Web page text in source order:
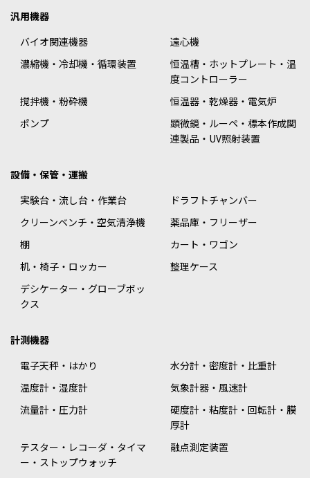
汎用機器
バイオ関連機器
遠心機
濃縮機・冷却機・循環装置
恒温槽・ホットプレート・温
度コントローラー
撹拌機・粉砕機
恒温器・乾燥器・電気炉
ポンプ
顕微鏡・ルーペ・標本作成関
連製品・UV照射装置
設備・保管・運搬
実験台・流し台・作業台
ドラフトチャンバー
クリーンベンチ・空気清浄機
薬品庫・フリーザー
棚
カート・ワゴン
机・椅子・ロッカー
整理ケース
デシケーター・グローブボッ
クス
計測機器
電子天秤・はかり
水分計・密度計・比重計
温度計・湿度計
気象計器・風速計
流量計・圧力計
硬度計・粘度計・回転計・膜
厚計
テスター・レコーダ・タイマ
ー・ストップウォッチ
融点測定装置